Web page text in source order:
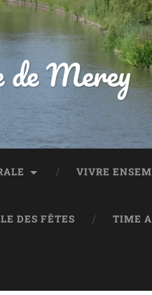
de Merey
VIVRE
DES FÊTES TIME